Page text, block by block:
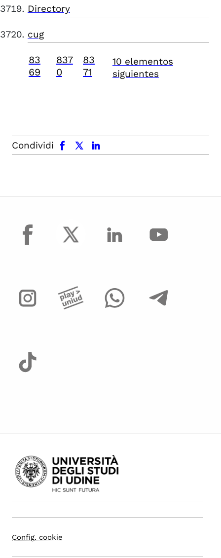
Directory
cug
83
69
837
0
83
71
10 elementos
siguientes
Condividi
facebook x.com linkedin
facebook
Config. cookie